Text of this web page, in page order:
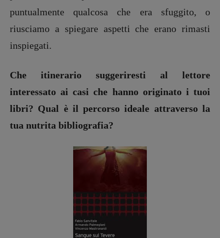
Archeologie del
presente
puntualmente qualcosa che era sfuggito, o
riusciamo a spiegare aspetti che erano rimasti
inspiegati.
Che itinerario suggeriresti al lettore
interessato ai casi che hanno originato i tuoi
libri? Qual è il percorso ideale attraverso la
tua nutrita bibliografia?